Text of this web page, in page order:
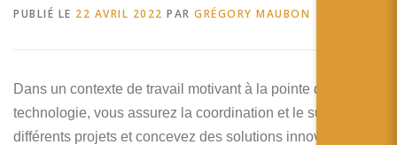
English
Deutsch
简体中文
PUBLIÉ LE 22 AVRIL 2022 PAR GRÉGORY MAUBON
Dans un contexte de travail motivant à la pointe de la
technologie, vous assurez la coordination et le suivi de
différents projets et concevez des solutions innovantes